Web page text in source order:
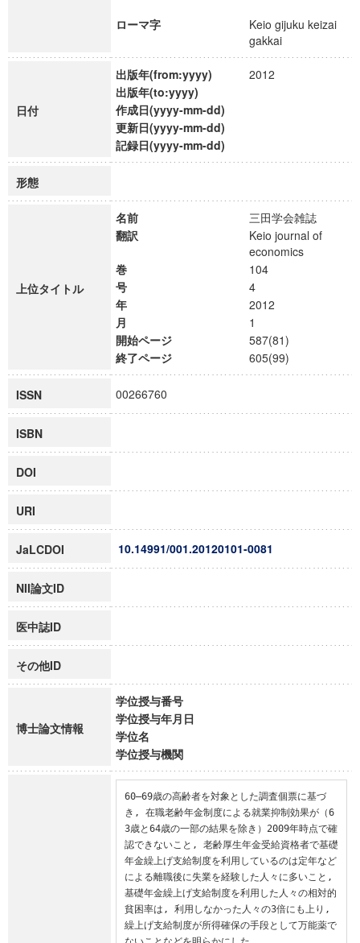
ローマ字
Keio gijuku keizai
gakkai
日付
出版年(from:yyyy)
2012
出版年(to:yyyy)
作成日(yyyy-mm-dd)
更新日(yyyy-mm-dd)
記録日(yyyy-mm-dd)
形態
上位タイトル
名前
三田学会雑誌
翻訳
Keio journal of
economics
巻
104
号
4
年
2012
月
1
開始ページ
587(81)
終了ページ
605(99)
ISSN 00266760
ISBN
DOI
URI
JaLCDOI 10.14991/001.20120101-0081
NII論文ID
医中誌ID
その他ID
博士論文情報
学位授与番号
学位授与年月日
学位名
学位授与機関
60–69歳の高齢者を対象とした調査個票に基づ
き, 在職老齢年金制度による就業抑制効果が（6
3歳と64歳の一部の結果を除き）2009年時点で確
認できないこと, 老齢厚生年金受給資格者で基礎
年金繰上げ支給制度を利用しているのは定年など
による離職後に失業を経験した人々に多いこと,
基礎年金繰上げ支給制度を利用した人々の相対的
貧困率は, 利用しなかった人々の3倍にも上り,
繰上げ支給制度が所得確保の手段として万能薬で